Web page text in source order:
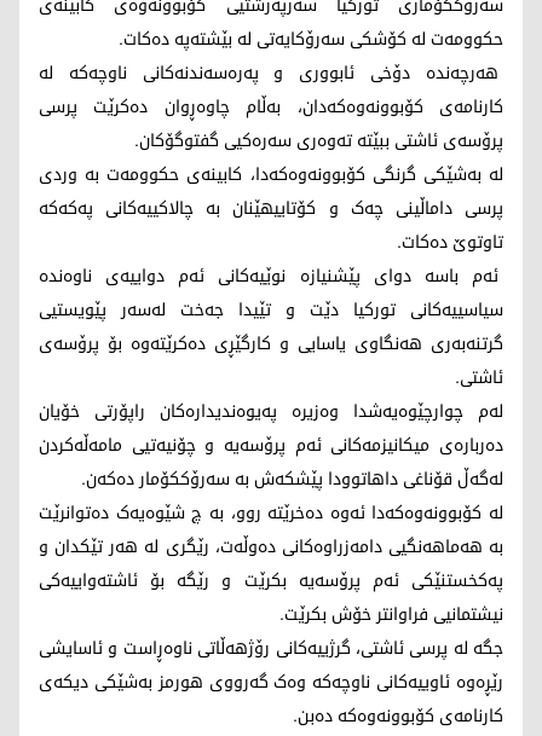
حکوومەت لە کۆشکی سەرۆکایەتی لە بێشتەپە دەکات.
هەرچەندە دۆخی ئابووری و پەرەسەندنەکانی ناوچەکە لە
کارنامەی کۆبوونەوەکەدان، بەڵام چاوەڕوان دەکرێت پرسی
پرۆسەی ئاشتی ببێتە تەوەری سەرەکیی گفتوگۆکان.
لە بەشێکی گرنگی کۆبوونەوەکەدا، کابینەی حکوومەت بە وردی
پرسی داماڵینی چەک و کۆتاییهێنان بە چالاکییەکانی پەکەکە
تاوتوێ دەکات.
ئەم باسە دوای پێشنیازە نوێیەکانی ئەم دواییەی ناوەندە
سیاسییەکانی تورکیا دێت و تێیدا جەخت لەسەر پێویستیی
گرتنەبەری هەنگاوی یاسایی و کارگێڕی دەکرێتەوە بۆ پرۆسەی
ئاشتی.
لەم چوارچێوەیەشدا وەزیرە پەیوەندیدارەکان راپۆرتی خۆیان
دەربارەی میکانیزمەکانی ئەم پرۆسەیە و چۆنیەتیی مامەڵەکردن
لەگەڵ قۆناغی داهاتوودا پێشکەش بە سەرۆککۆمار دەکەن.
لە کۆبوونەوەکەدا ئەوە دەخرێتە روو، بە چ شێوەیەک دەتوانرێت
بە هەماهەنگیی دامەزراوەکانی دەوڵەت، رێگری لە هەر تێکدان و
پەکخستنێکی ئەم پرۆسەیە بکرێت و رێگە بۆ ئاشتەواییەکی
نیشتمانیی فراوانتر خۆش بکرێت.
جگە لە پرسی ئاشتی، گرژییەکانی رۆژهەڵاتی ناوەڕاست و ئاسایشی
رێڕەوە ئاوییەکانی ناوچەکە وەک گەرووی هورمز بەشێکی دیکەی
کارنامەی کۆبوونەوەکە دەبن.